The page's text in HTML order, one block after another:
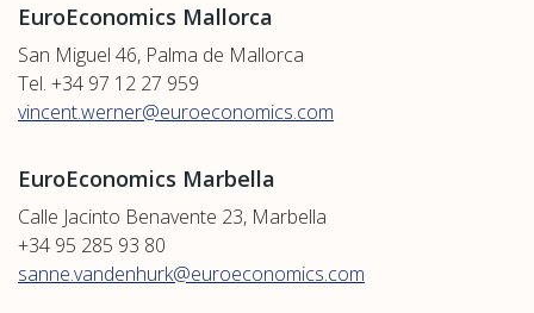
EuroEconomics Mallorca
San Miguel 46, Palma de Mallorca
Tel. +34 97 12 27 959
vincent.werner@euroeconomics.com
EuroEconomics Marbella
Calle Jacinto Benavente 23, Marbella
+34 95 285 93 80
sanne.vandenhurk@euroeconomics.com